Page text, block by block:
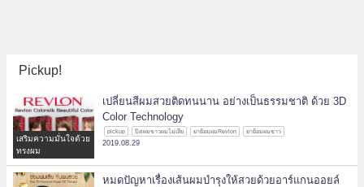
Pickup!
เสริมความมั่นใจด้วย
ทรงผม
เปลี่ยนสีผมสวยติดทนนาน อย่างเป็นธรรมชาติ ด้วย 3D
Color Technology
pickup ปิดผมขาวผมไม่เสีย ยาย้อมผมRevlon ยาย้อมผมขาว
2019.08.29
หมดปัญหาเรื่องเส้นผมบำรุงให้สวยด้วยอาร์แกนออยล์